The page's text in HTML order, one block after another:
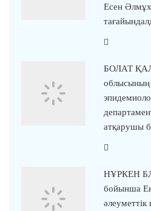
Есен
БОЛАТ
облысының
атқарушы
НҰРКЕН
бойынша
әлеуметтік